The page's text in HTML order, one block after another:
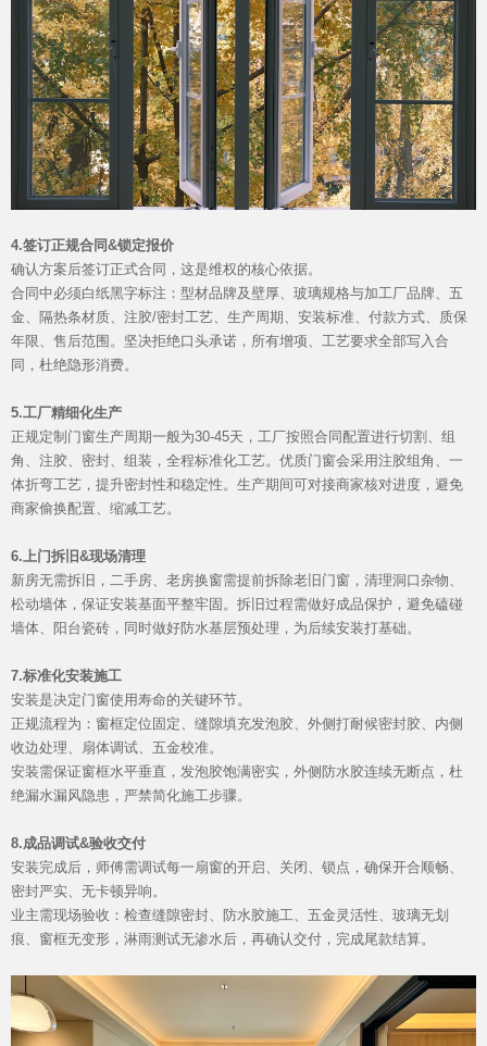
品牌资讯
4.签订正规合同&锁定报价
确认方案后签订正式合同，这是维权的核心依据。
合同中必须白纸黑字标注：型材品牌及壁厚、玻璃规格与加工厂品牌、五
金、隔热条材质、注胶/密封工艺、生产周期、安装标准、付款方式、质保
年限、售后范围。坚决拒绝口头承诺，所有增项、工艺要求全部写入合
同，杜绝隐形消费。
5.工厂精细化生产
正规定制门窗生产周期一般为30-45天，工厂按照合同配置进行切割、组
角、注胶、密封、组装，全程标准化工艺。优质门窗会采用注胶组角、一
体折弯工艺，提升密封性和稳定性。生产期间可对接商家核对进度，避免
商家偷换配置、缩减工艺。
6.上门拆旧&现场清理
新房无需拆旧，二手房、老房换窗需提前拆除老旧门窗，清理洞口杂物、
松动墙体，保证安装基面平整牢固。拆旧过程需做好成品保护，避免磕碰
墙体、阳台瓷砖，同时做好防水基层预处理，为后续安装打基础。
7.标准化安装施工
安装是决定门窗使用寿命的关键环节。
正规流程为：窗框定位固定、缝隙填充发泡胶、外侧打耐候密封胶、内侧
收边处理、扇体调试、五金校准。
安装需保证窗框水平垂直，发泡胶饱满密实，外侧防水胶连续无断点，杜
绝漏水漏风隐患，严禁简化施工步骤。
8.成品调试&验收交付
安装完成后，师傅需调试每一扇窗的开启、关闭、锁点，确保开合顺畅、
密封严实、无卡顿异响。
业主需现场验收：检查缝隙密封、防水胶施工、五金灵活性、玻璃无划
痕、窗框无变形，淋雨测试无渗水后，再确认交付，完成尾款结算。